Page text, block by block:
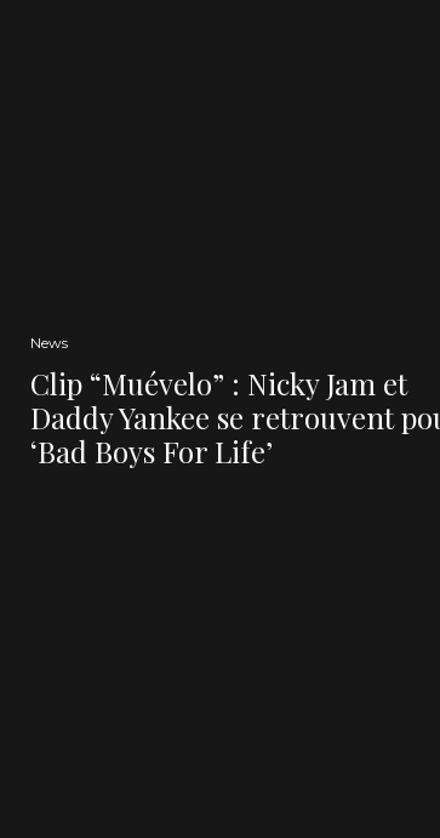
News
Clip “Muévelo” : Nicky Jam et
Daddy Yankee se retrouvent
‘Bad Boys For Life’